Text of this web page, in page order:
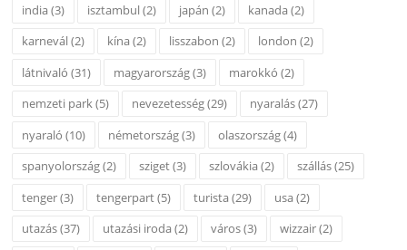
india(3) isztambul(2) japán (2) kanada(2)
karnevál(2) kína(2) lisszabon (2) london (2)
látnivaló (31) magyarország(3) marokkó (2)
nemzeti park(5) nevezetesség(29) nyaralás(27)
nyaraló (10) németország(3) olaszország(4)
spanyolország(2) sziget(3) szlovákia(2) szállás(25)
tenger(3) tengerpart(5) turista(29) usa(2)
utazás(37) utazási iroda(2) város(3) wizzair(2)